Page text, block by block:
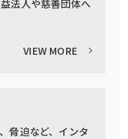
法人や慈善団体へ
VIEW MORE
脅迫など、インタ